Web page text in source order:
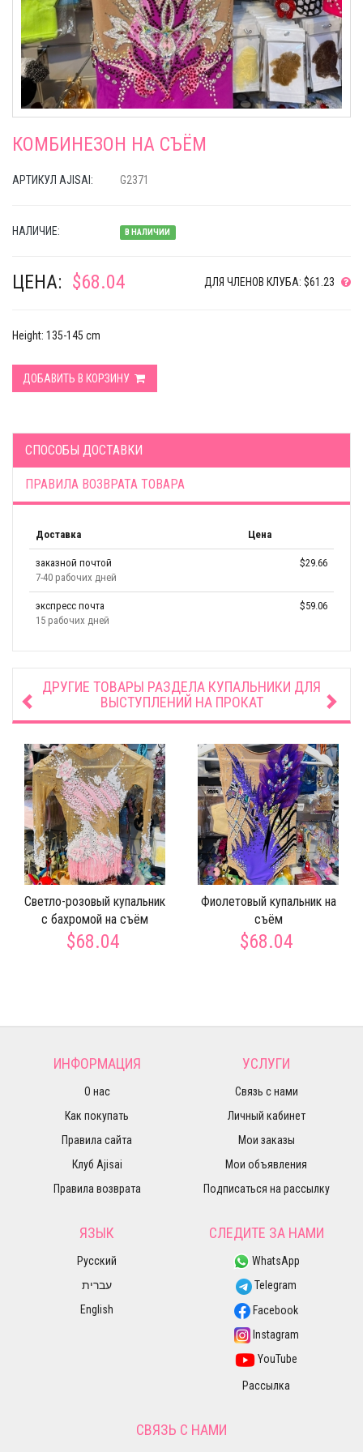
КОМБИНЕЗОН НА СЪЁМ
АРТИКУЛ AJISAI: G2371
НАЛИЧИЕ: В НАЛИЧИИ
ЦЕНА: $68.04 ДЛЯ ЧЛЕНОВ КЛУБА: $61.23
Height: 135-145 cm
ДОБАВИТЬ В КОРЗИНУ
СПОСОБЫ ДОСТАВКИ
ПРАВИЛА ВОЗВРАТА ТОВАРА
Доставка Цена
заказной почтой
7-40 рабочих дней
$29.66
экспресс почта
15 рабочих дней
$59.06
ДРУГИЕ ТОВАРЫ РАЗДЕЛА КУПАЛЬНИКИ ДЛЯ
ВЫСТУПЛЕНИЙ НА ПРОКАТ
Светло-розовый купальник
с бахромой на съём
$68.04
Фиолетовый купальник на
съём
$68.04
ИНФОРМАЦИЯ
О нас
Как покупать
Правила сайта
Клуб Ajisai
Правила возврата
УСЛУГИ
Связь с нами
Личный кабинет
Мои заказы
Мои объявления
Подписаться на рассылку
ЯЗЫК
Русский
עברית
English
СЛЕДИТЕ ЗА НАМИ
WhatsApp
Telegram
Facebook
Instagram
YouTube
Рассылка
СВЯЗЬ С НАМИ